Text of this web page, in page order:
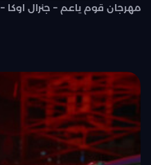
مهرجان قوم ياعم – جنرال اوكا – MP3